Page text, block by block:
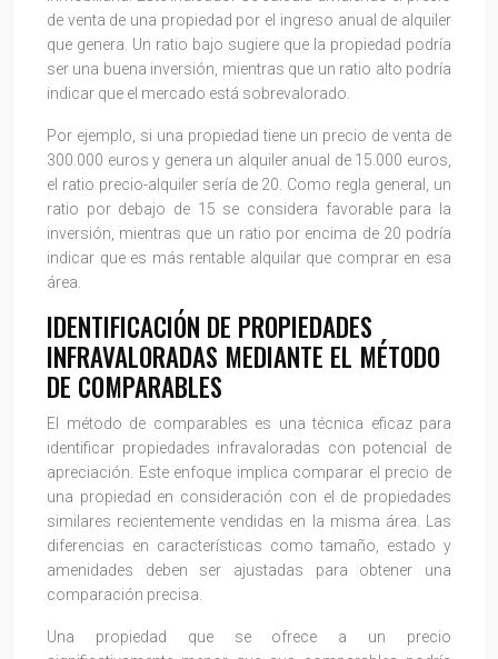
de venta de una propiedad por el ingreso anual de alquiler
que genera. Un ratio bajo sugiere que la propiedad podría
ser una buena inversión, mientras que un ratio alto podría
indicar que el mercado está sobrevalorado.
Por ejemplo, si una propiedad tiene un precio de venta de
300.000 euros y genera un alquiler anual de 15.000 euros,
el ratio precio-alquiler sería de 20. Como regla general, un
ratio por debajo de 15 se considera favorable para la
inversión, mientras que un ratio por encima de 20 podría
indicar que es más rentable alquilar que comprar en esa
área.
IDENTIFICACIÓN DE PROPIEDADES
INFRAVALORADAS MEDIANTE EL MÉTODO
DE COMPARABLES
El método de comparables es una técnica eficaz para
identificar propiedades infravaloradas con potencial de
apreciación. Este enfoque implica comparar el precio de
una propiedad en consideración con el de propiedades
similares recientemente vendidas en la misma área. Las
diferencias en características como tamaño, estado y
amenidades deben ser ajustadas para obtener una
comparación precisa.
Una propiedad que se ofrece a un precio